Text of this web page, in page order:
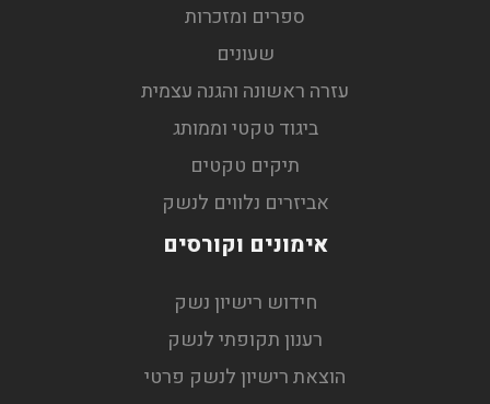
ספרים ומזכרות
שעונים
עזרה ראשונה והגנה עצמית
ביגוד טקטי וממותג
תיקים טקטים
אביזרים נלווים לנשק
אימונים וקורסים
חידוש רישיון נשק
רענון תקופתי לנשק
הוצאת רישיון לנשק פרטי